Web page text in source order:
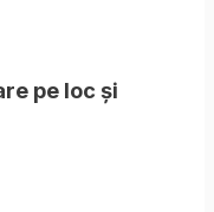
pe loc și